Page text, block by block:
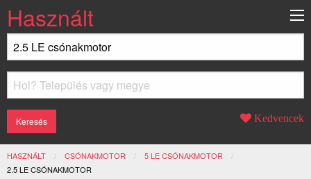
Használt
Kedvencek
HASZNÁLT CSÓNAKMOTOR
5 LE CSÓNAKMOTOR
JELENLEGI:
2.5 LE CSÓNAKMOTOR